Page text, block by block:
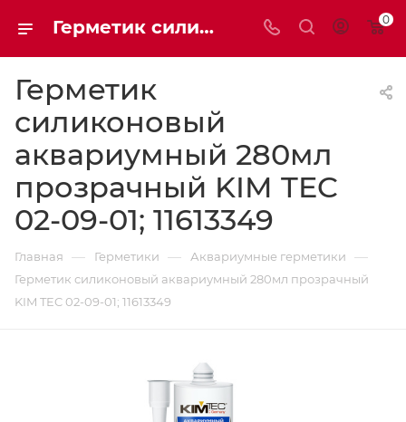
Герметик силиконовый KIM TEC Silicon Aquarium 1500L 310мл прозрачный24246 | Мaxim-stroy 0
Герметик
силиконовый
аквариумный 280мл
прозрачный KIM TEC
02-09-01; 11613349
Главная — Герметики — Аквариумные герметики —
Герметик силиконовый аквариумный 280мл прозрачный
KIM TEC 02-09-01; 11613349